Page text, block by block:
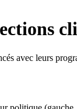
avec leurs